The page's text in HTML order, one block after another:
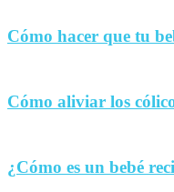
Cómo hacer que tu
Cómo aliviar los
¿Cómo es un bebé